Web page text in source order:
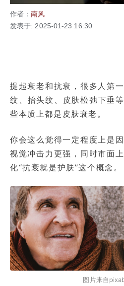
作者：南风
发表于: 2025-01-23 16:30
提起衰老和抗衰，很多人第
纹、抬头纹、皮肤松弛下垂
些本质上都是皮肤衰老。
你会这么觉得一定程度上是
视觉冲击力更强，同时市面
化“抗衰就是护肤”这个概念。
图片来自